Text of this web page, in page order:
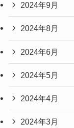
2024年9月
2024年8月
2024年6月
2024年5月
2024年4月
2024年3月